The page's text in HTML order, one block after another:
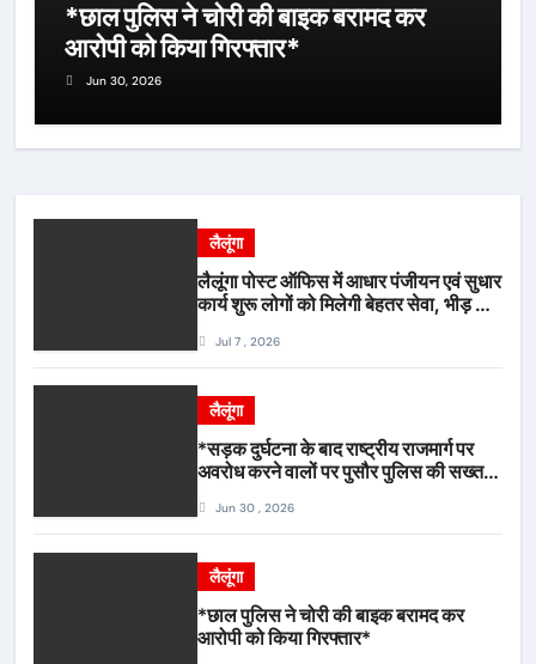
*छाल पुलिस ने चोरी की बाइक बरामद कर
आरोपी को किया गिरफ्तार*
Jun 30, 2026
लैलूंगा
लैलूंगा पोस्ट ऑफिस में आधार पंजीयन एवं सुधार
कार्य शुरू लोगों को मिलेगी बेहतर सेवा, भीड़ से
Jul 7 , 2026
लैलूंगा
*सड़क दुर्घटना के बाद राष्ट्रीय राजमार्ग पर
अवरोध करने वालों पर पुसौर पुलिस की सख्त
Jun 30 , 2026
लैलूंगा
*छाल पुलिस ने चोरी की बाइक बरामद कर
आरोपी को किया गिरफ्तार*